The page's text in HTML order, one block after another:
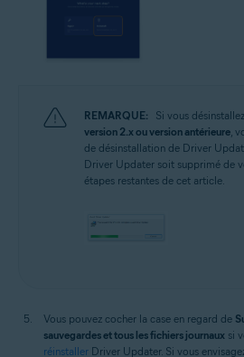
REMARQUE: Si vous désinstallez
version 2.x ou version antérieure ,
de désinstallation de Driver
Driver Updater soit supprimé de
étapes restantes de cet article.
Vous pouvez cocher la case en regard de
sauvegardes et tous les fichiers journaux si
réinstaller Driver Updater. Si vous